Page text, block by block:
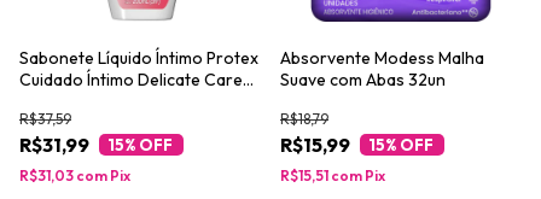
Sabonete Líquido Íntimo Protex
Cuidado Íntimo Delicate Care
R$31,99
R$37,59
15% OFF
R$31,03 com Pix
Absorvente Modess Malha
Suave com Abas 32un
R$15,99
R$18,79
15% OFF
R$15,51 com Pix